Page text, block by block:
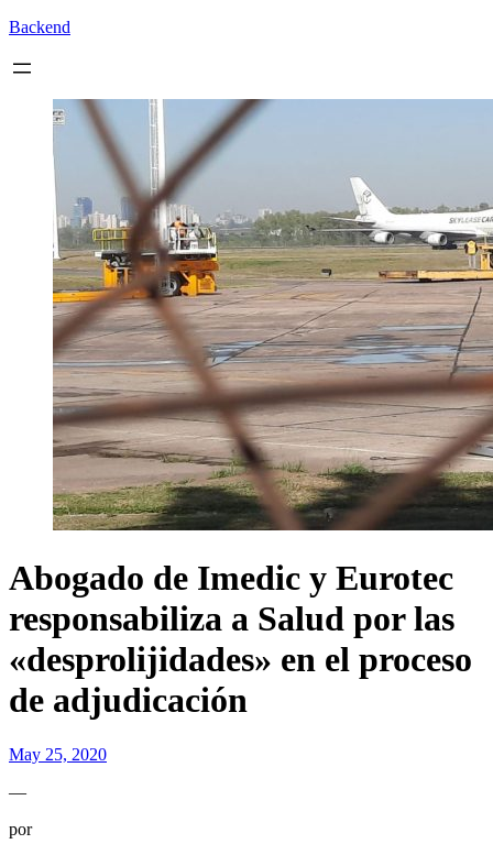
Backend
Abogado de Imedic y Eurotec
responsabiliza a Salud por las
«desprolijidades» en el proceso
de adjudicación
May 25, 2020
—
por